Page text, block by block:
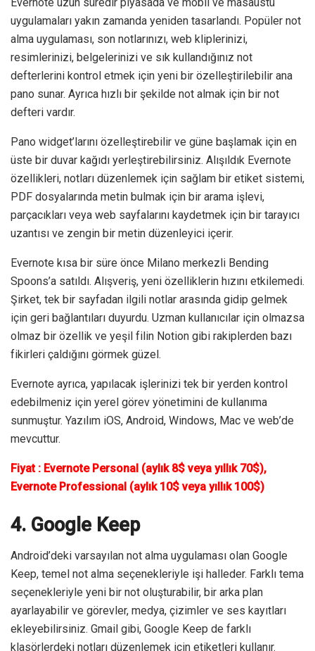
uygulamaları yakın zamanda yeniden tasarlandı. Popüler not
alma uygulaması, son notlarınızı, web kliplerinizi,
resimlerinizi, belgelerinizi ve sık kullandığınız not
defterlerini kontrol etmek için yeni bir özelleştirilebilir ana
pano sunar. Ayrıca hızlı bir şekilde not almak için bir not
defteri vardır.
Pano widget’larını özelleştirebilir ve güne başlamak için en
üste bir duvar kağıdı yerleştirebilirsiniz. Alışıldık Evernote
özellikleri, notları düzenlemek için sağlam bir etiket sistemi,
PDF dosyalarında metin bulmak için bir arama işlevi,
parçacıkları veya web sayfalarını kaydetmek için bir tarayıcı
uzantısı ve zengin bir metin düzenleyici içerir.
Evernote kısa bir süre önce Milano merkezli Bending
Spoons’a satıldı. Alışveriş, yeni özelliklerin hızını etkilemedi.
Şirket, tek bir sayfadan ilgili notlar arasında gidip gelmek
için geri bağlantıları duyurdu. Uzman kullanıcılar için olmazsa
olmaz bir özellik ve yeşil filin Notion gibi rakiplerden bazı
fikirleri çaldığını görmek güzel.
Evernote ayrıca, yapılacak işlerinizi tek bir yerden kontrol
edebilmeniz için yerel görev yönetimini de kullanıma
sunmuştur. Yazılım iOS, Android, Windows, Mac ve web’de
mevcuttur.
Fiyat : Evernote Personal (aylık 8$ veya yıllık 70$),
Evernote Professional (aylık 10$ veya yıllık 100$)
4. Google Keep
Android’deki varsayılan not alma uygulaması olan Google
Keep, temel not alma seçenekleriyle işi halleder. Farklı tema
seçenekleriyle yeni bir not oluşturabilir, bir arka plan
ayarlayabilir ve görevler, medya, çizimler ve ses kayıtları
ekleyebilirsiniz. Gmail gibi, Google Keep de farklı
klasörlerdeki notları düzenlemek için etiketleri kullanır.